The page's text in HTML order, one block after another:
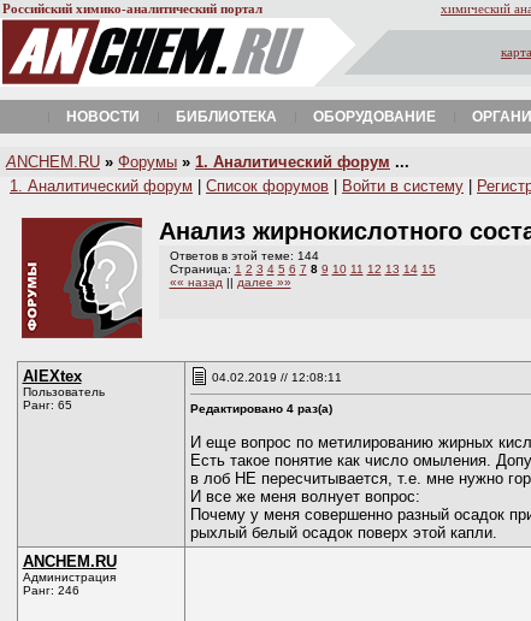
Российский химико-аналитический портал химический
НОВОСТИ БИБЛИОТЕКА ОБОРУДОВАНИЕ
A NCHEM.RU » Форумы » 1. Аналитический форум ...
1. Аналитический форум
Список форумов Войти в систему
Анализ жирнокислотного
Ответов в этой теме: 144
Страница: 1 2 3 4 5 6 7 8 9 10 11 12 13 14 15
«« назад || далее »»
AlEXtex
Пользователь
Ранг: 65
04.02.2019 // 12:08:11
Редактировано 4 раз(а)
И еще вопрос по метилированию жирных
Есть такое понятие как число омыления.
в лоб НЕ пересчитывается, т.е. мне нужно
И все же меня волнует вопрос:
Почему у меня совершенно разный осадок
рыхлый белый осадок поверх этой капли.
ANCHEM.RU
Администрация
Ранг: 246